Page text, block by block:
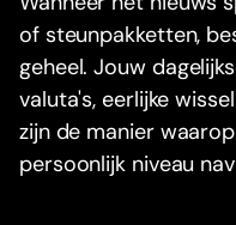
of steunpakketten,
geheel. Jouw
valuta's, eerlijke
zijn de manier
persoonlijk niveau